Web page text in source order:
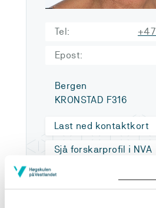
Tel: +47
Epost:
Bergen
KRONSTAD F316
Last ned kontaktkort
Sjå forskarprofil i NVA